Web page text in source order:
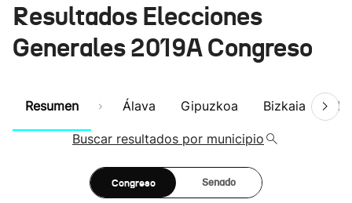
Cultura
Ikusmiran
Resultados Elecciones
Generales 2019A Congreso
Resumen Álava Gipuzkoa Bizkaia
Buscar resultados por municipio
Congreso Senado